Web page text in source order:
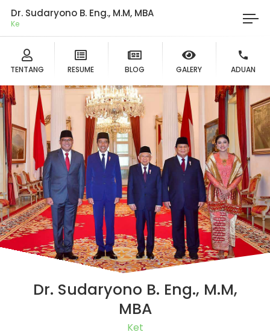
Dr. Sudaryono B. Eng., M.M, MBA
Ketua D
TENTANG RESUME BLOG GALERY ADUAN
Dr. Sudaryono B. Eng., M.M,
MBA
Ketua D